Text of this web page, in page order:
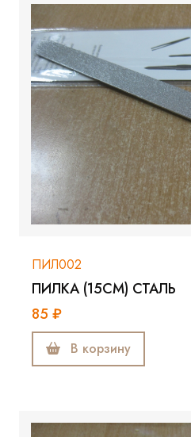
ПИЛ002
ПИЛКА (15СМ) СТАЛЬ
85 ₽
В корзину